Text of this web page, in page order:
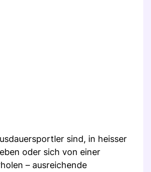
sind, in heisser
oder sich von einer
– ausreichende